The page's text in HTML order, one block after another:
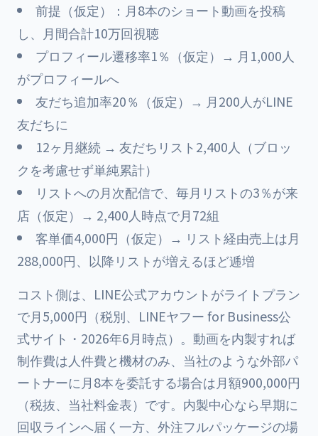
前提（仮定）：月8本のショート動画を投稿
し、月間合計10万回視聴
プロフィール遷移率1％（仮定）→ 月1,000人
がプロフィールへ
友だち追加率20％（仮定）→ 月200人がLINE
友だちに
12ヶ月継続 → 友だちリスト2,400人（ブロッ
クを考慮せず単純累計）
リストへの月次配信で、毎月リストの3％が来
店（仮定）→ 2,400人時点で月72組
客単価4,000円（仮定）→ リスト経由売上は月
288,000円、以降リストが増えるほど逓増
コスト側は、LINE公式アカウントがライトプラン
で月5,000円（税別、LINEヤフー for Business公
式サイト・2026年6月時点）。動画を内製すれば
制作費は人件費と機材のみ、当社のような外部パ
ートナーに月8本を委託する場合は月額900,000円
（税抜、当社料金表）です。内製中心なら早期に
回収ラインへ届く一方、外注フルパッケージの場